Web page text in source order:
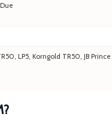
LP5, Korngold TR50, JB Prince